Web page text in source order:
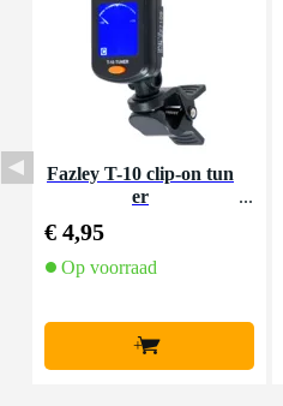
Fazley T-10 clip-on tun
er
€ 4,95
Op voorraad
+